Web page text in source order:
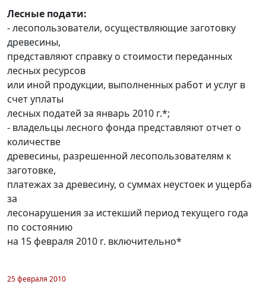
Лесные подати:
- лесопользователи, осуществляющие заготовку
древесины,
представляют справку о стоимости переданных
лесных ресурсов
или иной продукции, выполненных работ и услуг в
счет уплаты
лесных податей за январь 2010 г.*;
- владельцы лесного фонда представляют отчет о
количестве
древесины, разрешенной лесопользователям к
заготовке,
платежах за древесину, о суммах неустоек и ущерба
за
лесонарушения за истекший период текущего года
по состоянию
на 15 февраля 2010 г. включительно*
25 февраля 2010